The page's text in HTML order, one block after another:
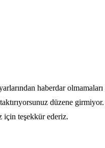
haberdar
düzene
için teşekkür ederiz.